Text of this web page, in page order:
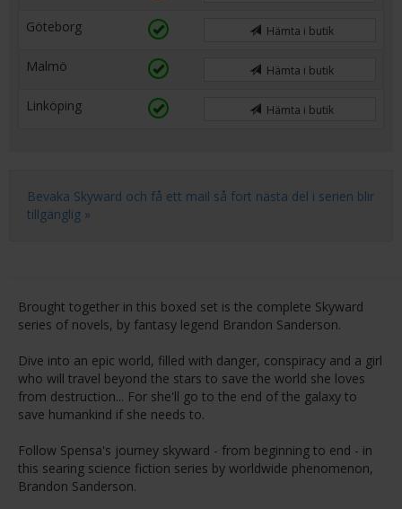
Göteborg Hämta i butik
Malmö Hämta i butik
Linköping Hämta i butik
Bevaka Skyward och få ett mail så fort nästa del i serien blir
tillgänglig »
Brought together in this boxed set is the complete Skyward
series of novels, by fantasy legend Brandon Sanderson.
Dive into an epic world, filled with danger, conspiracy and a girl
who will travel beyond the stars to save the world she loves
from destruction... For she'll go to the end of the galaxy to
save humankind if she needs to.
Follow Spensa's journey skyward - from beginning to end - in
this searing science fiction series by worldwide phenomenon,
Brandon Sanderson.